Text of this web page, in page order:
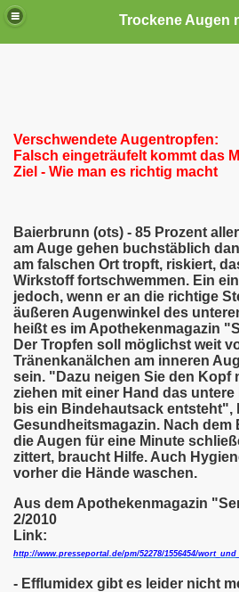
Verschwendete Augentropfen:
Falsch eingeträufelt kommt das
Ziel - Wie man es richtig macht
Baierbrunn (ots) - 85 Prozent
am Auge gehen buchstäblich
am falschen Ort tropft, riskiert,
Wirkstoff fortschwemmen. Ein
jedoch, wenn er an die richtige
äußeren Augenwinkel des
heißt es im Apothekenmagazin
Der Tropfen soll möglichst weit
Tränenkanälchen am inneren
sein. "Dazu neigen Sie den Kopf
ziehen mit einer Hand das
bis ein Bindehautsack entsteht",
Gesundheitsmagazin. Nach dem
die Augen für eine Minute
zittert, braucht Hilfe. Auch
vorher die Hände waschen.
Aus dem Apothekenmagazin
2/2010
Link:
http://www.presseportal.de/pm/52278/1556454/
- Efflumidex gibt es leider nicht